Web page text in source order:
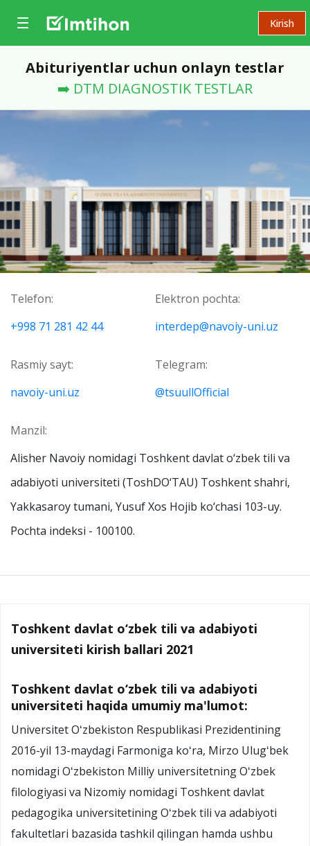
Kirish
Abituriyentlar uchun onlayn testlar
➡️ DTM DIAGNOSTIK TESTLAR
Telefon:
+998 71 281 42 44
Elektron pochta:
interdep@navoiy-uni.uz
Rasmiy sayt:
navoiy-uni.uz
Telegram:
@tsuullOfficial
Manzil:
Alisher Navoiy nomidagi Toshkent davlat o‘zbek tili va
adabiyoti universiteti (ToshDO‘TAU) Toshkent shahri,
Yakkasaroy tumani, Yusuf Xos Hojib ko‘chasi 103-uy.
Pochta indeksi - 100100.
Toshkent davlat o‘zbek tili va adabiyoti
universiteti kirish ballari 2021
Toshkent davlat o‘zbek tili va adabiyoti
universiteti haqida umumiy ma'lumot:
Universitet Oʻzbekiston Respublikasi Prezidentining
2016-yil 13-maydagi Farmoniga koʻra, Mirzo Ulugʻbek
nomidagi Oʻzbekiston Milliy universitetning Oʻzbek
filologiyasi va Nizomiy nomidagi Toshkent davlat
pedagogika universitetining Oʻzbek tili va adabiyoti
fakultetlari bazasida tashkil qilingan hamda ushbu